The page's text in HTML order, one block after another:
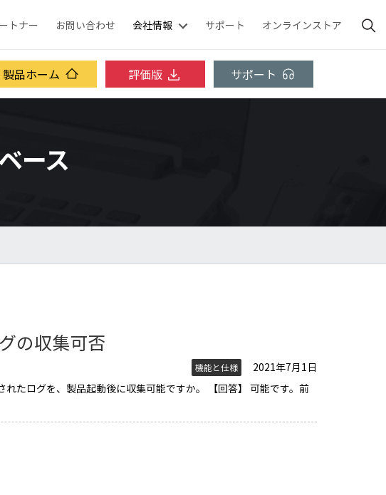
トナー お問い合わせ 会社情報 サポート オンラインストア
製品ホーム 評価版 サポート
ース
の収集可否
機能と仕様
2021年7月1日
たログを、製品起動後に収集可能ですか。 【回答】 可能です。前